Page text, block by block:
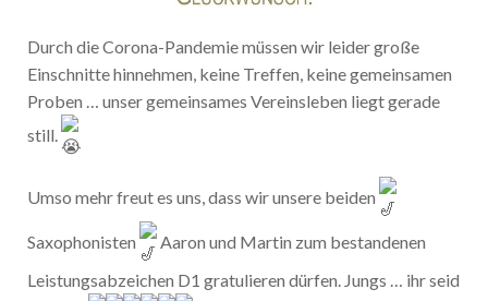
Durch die Corona-Pandemie müssen wir leider große
Einschnitte hinnehmen, keine Treffen, keine gemeinsamen
Proben … unser gemeinsames Vereinsleben liegt gerade
still.
Umso mehr freut es uns, dass wir unsere beiden
Saxophonisten
Aaron und Martin zum bestandenen
Leistungsabzeichen D1 gratulieren dürfen. Jungs … ihr seid